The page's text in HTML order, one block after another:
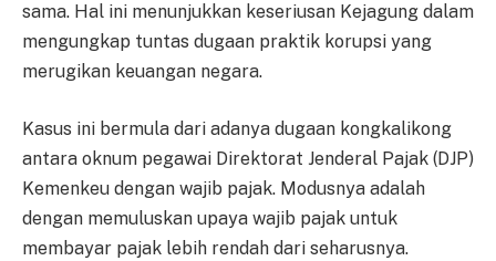
sama. Hal ini menunjukkan keseriusan Kejagung dalam
mengungkap tuntas dugaan praktik korupsi yang
merugikan keuangan negara.
Kasus ini bermula dari adanya dugaan kongkalikong
antara oknum pegawai Direktorat Jenderal Pajak (DJP)
Kemenkeu dengan wajib pajak. Modusnya adalah
dengan memuluskan upaya wajib pajak untuk
membayar pajak lebih rendah dari seharusnya.